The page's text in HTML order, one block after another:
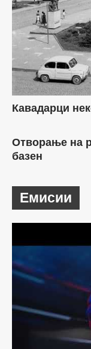
Кавадарци
Отворање на
базен
Емисии